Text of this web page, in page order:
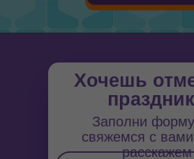
Хочешь
Заполни
свяжемся с
расскажем